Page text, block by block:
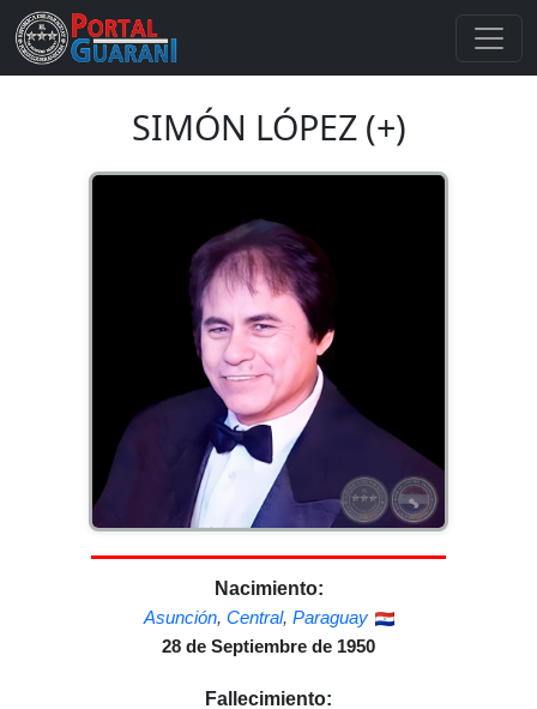
SIMÓN LÓPEZ (+)
Nacimiento:
Asunción, Central, Paraguay
28 de Septiembre de 1950
Fallecimiento: